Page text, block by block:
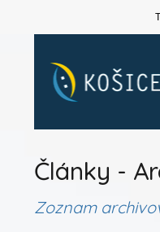
Články -
Zoznam